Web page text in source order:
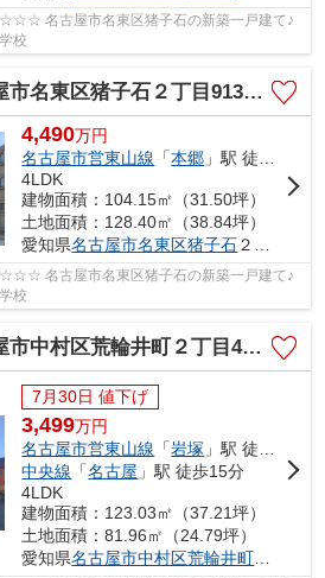
名古屋市名東区猪子石の新築一戸建て♪
校
猪子石２丁目913-3【仲介手数料無料】新築一戸建て E号棟
4,490万円
名古屋市営東山線 「本郷 」駅 徒歩21分
4LDK
建物面積：104.15㎡（31.50坪）
土地面積：128.40㎡（38.84坪）
愛知県名古屋市名東区猪子石２丁目913-3
名古屋市名東区猪子石の新築一戸建て♪
校
荒輪井町２丁目40-1【仲介手数料無料】新築一戸建て 1号棟
7月30日 値下げ
3,499万円
名古屋市営東山線 「岩塚 」駅 徒歩24分
中央線 「名古屋 」駅 徒歩15分
4LDK
建物面積：123.03㎡（37.21坪）
土地面積：81.96㎡（24.79坪）
愛知県名古屋市中村区荒輪井町